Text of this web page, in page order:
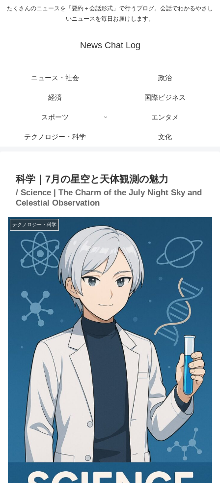
たくさんのニュースを「要約＋会話形式」で行うブログ。会話でわかるやさし
いニュースを毎日お届けします。
News Chat Log
ニュース・社会 政治
経済 国際ビジネス
スポーツ エンタメ
テクノロジー・科学 文化
科学｜7月の星空と天体観測の魅力
/ Science | The Charm of the July Night Sky and
Celestial Observation
テクノロジー・科学